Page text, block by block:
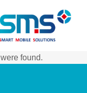
found.